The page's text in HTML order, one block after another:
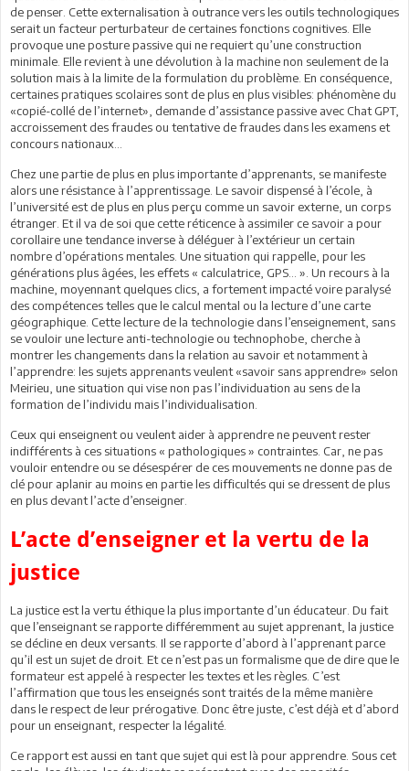
de penser. Cette externalisation à outrance vers les outils technologiques
serait un facteur perturbateur de certaines fonctions cognitives. Elle
provoque une posture passive qui ne requiert qu’une construction
minimale. Elle revient à une dévolution à la machine non seulement de la
solution mais à la limite de la formulation du problème. En conséquence,
certaines pratiques scolaires sont de plus en plus visibles: phénomène du
«copié-collé de l’internet», demande d’assistance passive avec Chat GPT,
accroissement des fraudes ou tentative de fraudes dans les examens et
concours nationaux…
Chez une partie de plus en plus importante d’apprenants, se manifeste
alors une résistance à l’apprentissage. Le savoir dispensé à l’école, à
l’université est de plus en plus perçu comme un savoir externe, un corps
étranger. Et il va de soi que cette réticence à assimiler ce savoir a pour
corollaire une tendance inverse à déléguer à l’extérieur un certain
nombre d’opérations mentales. Une situation qui rappelle, pour les
générations plus âgées, les effets « calculatrice, GPS… ». Un recours à la
machine, moyennant quelques clics, a fortement impacté voire paralysé
des compétences telles que le calcul mental ou la lecture d’une carte
géographique. Cette lecture de la technologie dans l’enseignement, sans
se vouloir une lecture anti-technologie ou technophobe, cherche à
montrer les changements dans la relation au savoir et notamment à
l’apprendre: les sujets apprenants veulent «savoir sans apprendre» selon
Meirieu, une situation qui vise non pas l’individuation au sens de la
formation de l’individu mais l’individualisation.
Ceux qui enseignent ou veulent aider à apprendre ne peuvent rester
indifférents à ces situations « pathologiques » contraintes. Car, ne pas
vouloir entendre ou se désespérer de ces mouvements ne donne pas de
clé pour aplanir au moins en partie les difficultés qui se dressent de plus
en plus devant l’acte d’enseigner.
L’acte d’enseigner et la vertu de la
justice
La justice est la vertu éthique la plus importante d’un éducateur. Du fait
que l’enseignant se rapporte différemment au sujet apprenant, la justice
se décline en deux versants. Il se rapporte d’abord à l’apprenant parce
qu’il est un sujet de droit. Et ce n’est pas un formalisme que de dire que le
formateur est appelé à respecter les textes et les règles. C’est
l’affirmation que tous les enseignés sont traités de la même manière
dans le respect de leur prérogative. Donc être juste, c’est déjà et d’abord
pour un enseignant, respecter la légalité.
Ce rapport est aussi en tant que sujet qui est là pour apprendre. Sous cet